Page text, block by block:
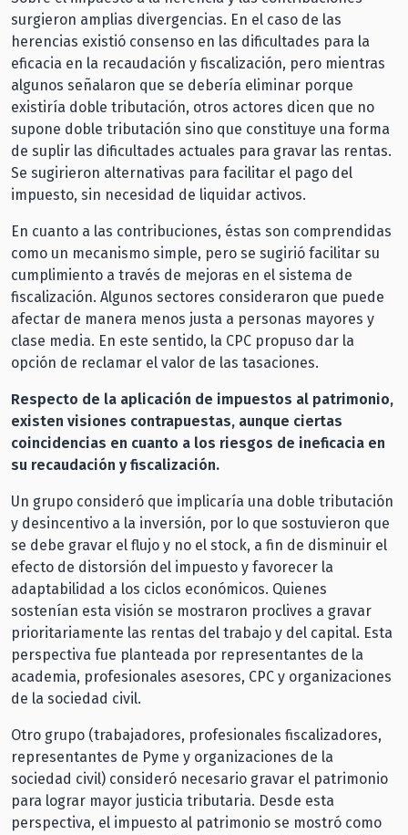
surgieron amplias divergencias. En el caso de las
herencias existió consenso en las dificultades para la
eficacia en la recaudación y fiscalización, pero mientras
algunos señalaron que se debería eliminar porque
existiría doble tributación, otros actores dicen que no
supone doble tributación sino que constituye una forma
de suplir las dificultades actuales para gravar las rentas.
Se sugirieron alternativas para facilitar el pago del
impuesto, sin necesidad de liquidar activos.
En cuanto a las contribuciones, éstas son comprendidas
como un mecanismo simple, pero se sugirió facilitar su
cumplimiento a través de mejoras en el sistema de
fiscalización. Algunos sectores consideraron que puede
afectar de manera menos justa a personas mayores y
clase media. En este sentido, la CPC propuso dar la
opción de reclamar el valor de las tasaciones.
Respecto de la aplicación de impuestos al patrimonio,
existen visiones contrapuestas, aunque ciertas
coincidencias en cuanto a los riesgos de ineficacia en
su recaudación y fiscalización.
Un grupo consideró que implicaría una doble tributación
y desincentivo a la inversión, por lo que sostuvieron que
se debe gravar el flujo y no el stock, a fin de disminuir el
efecto de distorsión del impuesto y favorecer la
adaptabilidad a los ciclos económicos. Quienes
sostenían esta visión se mostraron proclives a gravar
prioritariamente las rentas del trabajo y del capital. Esta
perspectiva fue planteada por representantes de la
academia, profesionales asesores, CPC y organizaciones
de la sociedad civil.
Otro grupo (trabajadores, profesionales fiscalizadores,
representantes de Pyme y organizaciones de la
sociedad civil) consideró necesario gravar el patrimonio
para lograr mayor justicia tributaria. Desde esta
perspectiva, el impuesto al patrimonio se mostró como